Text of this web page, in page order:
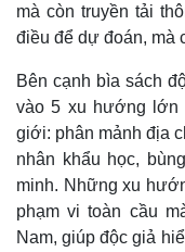
mà còn truyền tải
điều để dự đoán, mà
Bên cạnh bìa sách
vào 5 xu hướng lớn
giới: phân mảnh địa
nhân khẩu học,
minh. Những xu
phạm vi toàn cầu
Nam, giúp độc giả